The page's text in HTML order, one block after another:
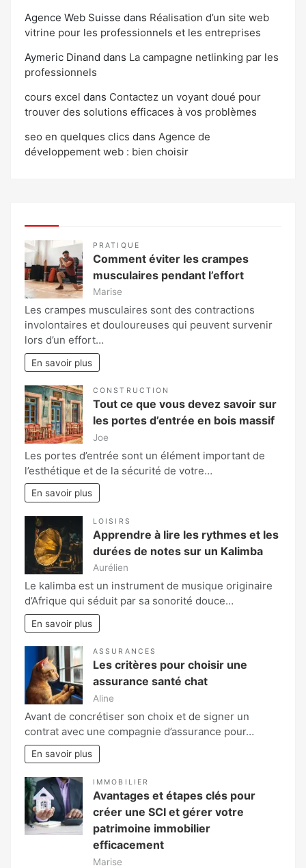
Agence Web Suisse dans Réalisation d’un site web
vitrine pour les professionnels et les entreprises
Aymeric Dinand dans La campagne netlinking par les
professionnels
cours excel dans Contactez un voyant doué pour
trouver des solutions efficaces à vos problèmes
seo en quelques clics dans Agence de
développement web : bien choisir
PRATIQUE
Comment éviter les crampes
musculaires pendant l’effort
Marise
Les crampes musculaires sont des contractions
involontaires et douloureuses qui peuvent survenir
lors d’un effort…
En savoir plus
CONSTRUCTION
Tout ce que vous devez savoir sur
les portes d’entrée en bois massif
Joe
Les portes d’entrée sont un élément important de
l’esthétique et de la sécurité de votre…
En savoir plus
LOISIRS
Apprendre à lire les rythmes et les
durées de notes sur un Kalimba
Aurélien
Le kalimba est un instrument de musique originaire
d’Afrique qui séduit par sa sonorité douce…
En savoir plus
ASSURANCES
Les critères pour choisir une
assurance santé chat
Aline
Avant de concrétiser son choix et de signer un
contrat avec une compagnie d’assurance pour…
En savoir plus
IMMOBILIER
Avantages et étapes clés pour
créer une SCI et gérer votre
patrimoine immobilier
efficacement
Marise